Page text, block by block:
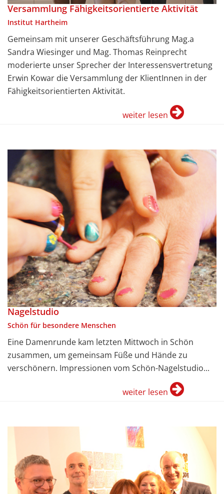
Versammlung Fähigkeitsorientierte Aktivität
Institut Hartheim
Gemeinsam mit unserer Geschäftsführung Mag.a
Sandra Wiesinger und Mag. Thomas Reinprecht
moderierte unser Sprecher der Interessensvertretung
Erwin Kowar die Versammlung der KlientInnen in der
Fähigkeitsorientierten Aktivität.
weiter lesen
Nagelstudio
Schön für besondere Menschen
Eine Damenrunde kam letzten Mittwoch in Schön
zusammen, um gemeinsam Füße und Hände zu
verschönern. Impressionen vom Schön-Nagelstudio...
weiter lesen